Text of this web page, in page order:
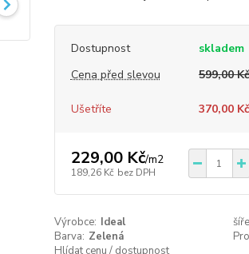
Dostupnost
skladem
Cena před slevou
599,00 Kč
Ušetříte 370,00 Kč
229,00 Kč/m2
189,26 Kč bez DPH
Výrobce: Ideal
Barva: Zelená
Hlídat cenu / dostupnost